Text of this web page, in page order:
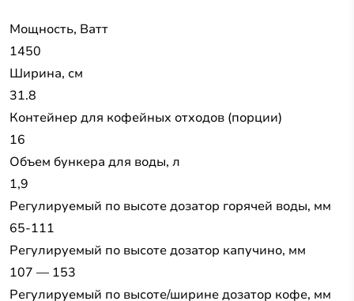
Мощность, Ватт
1450
Ширина, см
31.8
Контейнер для кофейных отходов (порции)
16
Объем бункера для воды, л
1,9
Pегулируемый по высоте дозатор горячей воды, мм
65-111
Регулируемый по высоте дозатор капучино, мм
107 — 153
Регулируемый по высоте/ширине дозатор кофе, мм